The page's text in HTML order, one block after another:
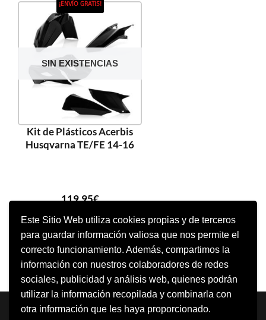
Este Sitio Web utiliza cookies propias y de terceros
para guardar información valiosa que nos permite el
correcto funcionamiento. Además, compartimos la
información con nuestros colaboradores de redes
sociales, publicidad y análisis web, quienes podrán
utilizar la información recopilada y combinarla con
otra información que les haya proporcionado.
SIN EXISTENCIAS
¡ENVÍO GRATIS!
Kit de Plásticos Acerbis
Husqvarna TE/FE 14-16
119,95€
SELECCIONAR OPCIONES
Neve | Funciona gracias a WordPress